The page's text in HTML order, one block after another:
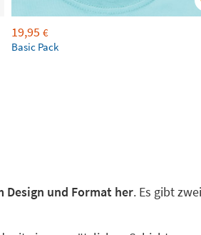
19,95 €
Basic Pack
und Format her. Es gibt